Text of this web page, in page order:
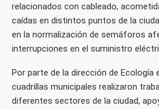
relacionados con cableado,
caídas en distintos puntos de la
en la normalización de semáforos
interrupciones en el suministro
Por parte de la dirección de Ecología
cuadrillas municipales realizaron
diferentes sectores de la ciudad,